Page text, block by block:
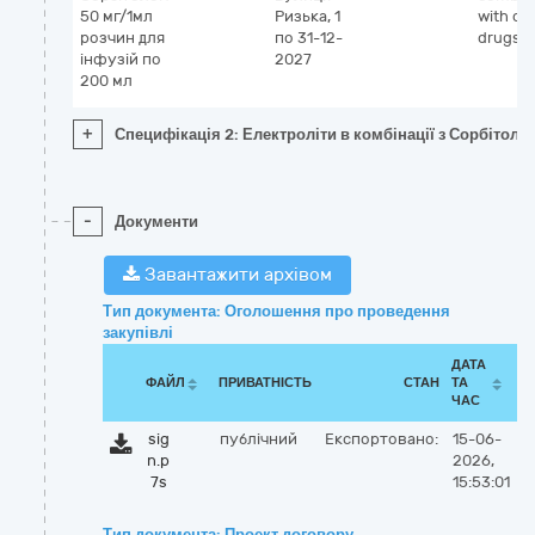
50 мг/1мл
розчин для
інфузій по
200 мл
Ризька, 1
по 31-12-
2027
with
drugs
+ Специфікація 2: Електроліти в комбінації з
- Документи
Завантажити архівом
Тип документа: Оголошення про проведення
закупівлі
ФАЙЛ ПРИВАТНІСТЬ СТАН
ДАТА
ТА
ЧАС
sig
n.p
7s
публічний Експортовано:
15-06-
2026,
15:53:01